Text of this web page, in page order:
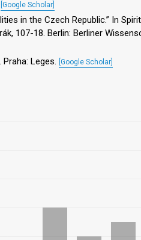
[Google Scholar]
in the Czech Republic.” In
107-18. Berlin: Berliner
Leges. [Google Scholar]